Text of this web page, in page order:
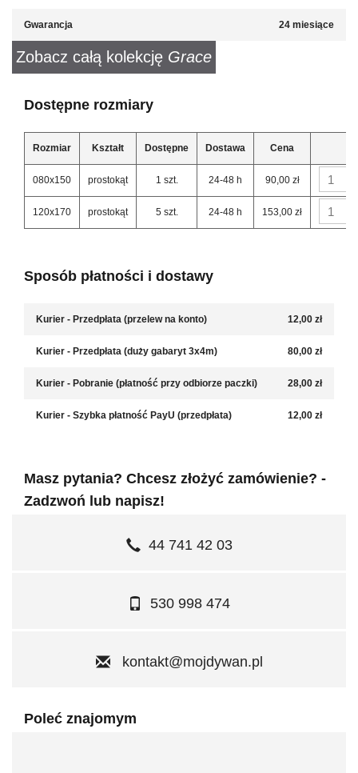
Gwarancja 24 miesiące
Zobacz całą kolekcję Grace
Dostępne rozmiary
Rozmiar Kształt Dostępne Dostawa Cena
080x150 prostokąt 1 szt. 24-48 h 90,00 zł
120x170 prostokąt 5 szt. 24-48 h 153,00 zł
Sposób płatności i dostawy
Kurier - Przedpłata (przelew na konto) 12,00 zł
Kurier - Przedpłata (duży gabaryt 3x4m) 80,00 zł
Kurier - Pobranie (płatność przy odbiorze paczki) 28,00 zł
Kurier - Szybka płatność PayU (przedpłata) 12,00 zł
Masz pytania? Chcesz złożyć zamówienie? -
Zadzwoń lub napisz!
44 741 42 03
530 998 474
kontakt@mojdywan.pl
Poleć znajomym